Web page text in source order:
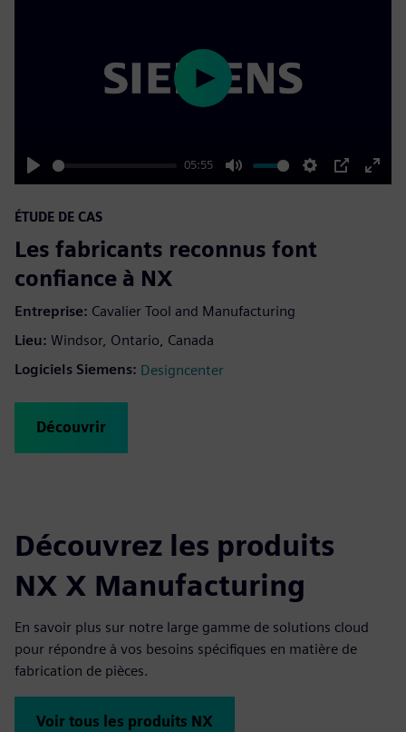
Play
05:55
Mute Settings
PIP
Enter
Play
ÉTUDE DE CAS
Les fabricants reconnus font
confiance à NX
Entreprise: Cavalier Tool and Manufacturing
Lieu: Windsor, Ontario, Canada
Logiciels Siemens: Designcenter
Découvrir
Découvrez les produits
NX X Manufacturing
En savoir plus sur notre large gamme de solutions cloud
pour répondre à vos besoins spécifiques en matière de
fabrication de pièces.
Voir tous les produits NX